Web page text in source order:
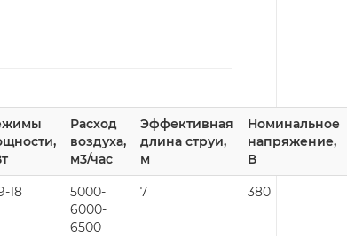
Расход
воздуха,
м3/час
Эффективная
длина струи,
м
Номинальное
напряжение,
В
18
5000-
6000-
6500
7 380